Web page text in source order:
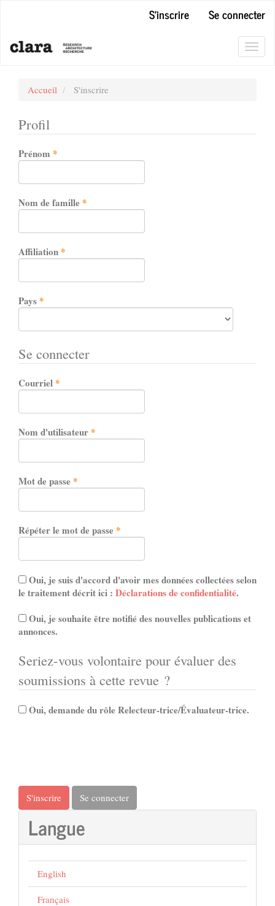
principal
S'inscrire
Se connecter
Accueil S'inscrire
Profil
Prénom *
Nom de famille *
Affiliation *
Pays *
Se connecter
Courriel *
Nom d'utilisateur *
Mot de passe *
Répéter le mot de passe *
le traitement décrit ici : Déclarations de confidentialité.
annonces.
Seriez-vous volontaire pour évaluer des
soumissions à cette revue ?
Oui, demande du rôle Relecteur-trice/Évaluateur-trice.
S'inscrire Se connecter
Langue
English
Français